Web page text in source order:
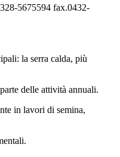
5675594 fax.0432-
la serra calda, più
delle attività annuali.
in lavori di semina,